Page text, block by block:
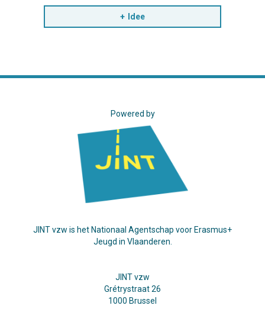
Idee
Powered by
JINT vzw is het Nationaal Agentschap voor Erasmus+
Jeugd in Vlaanderen.
JINT vzw
Grétrystraat 26
1000 Brussel